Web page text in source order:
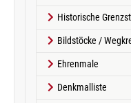
Historische
Bildstöcke /
Ehrenmale
Denkmalliste